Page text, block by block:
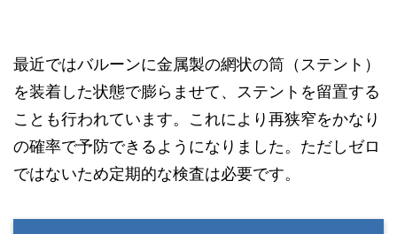
最近ではバルーンに金属製の網状の筒（ステント）
を装着した状態で膨らませて、ステントを留置する
ことも行われています。これにより再狭窄をかなり
の確率で予防できるようになりました。ただしゼロ
ではないため定期的な検査は必要です。